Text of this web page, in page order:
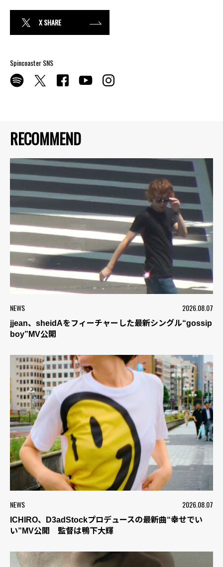
RECOMMEND
NEWS 2026.08.07
jjean、sheidAをフィーチャーした最新シングル“gossip
boy”MV公開
NEWS 2026.08.07
ICHIRO、D3adStockプロデュースの最新曲“幸せでい
い”MV公開 監督は鴨下大輝
X SHARE
Spincoaster SNS